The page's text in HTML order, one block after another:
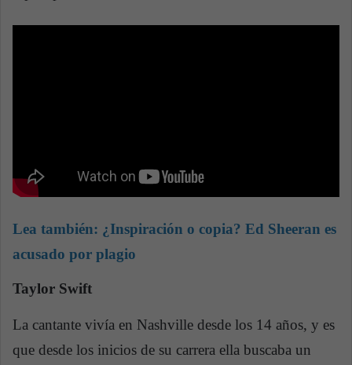
Lea también: ¿Inspiración o copia? Ed Sheeran es
acusado por plagio
Taylor Swift
La cantante vivía en Nashville desde los 14 años, y es
que desde los inicios de su carrera ella buscaba un